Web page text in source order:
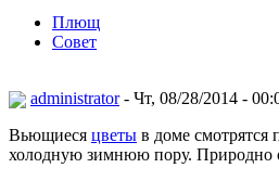
Плющ
Совет
administrator- Чт, 08/28/2014 -
Вьющиеся цветы в доме
холодную зимнюю пору. Природно